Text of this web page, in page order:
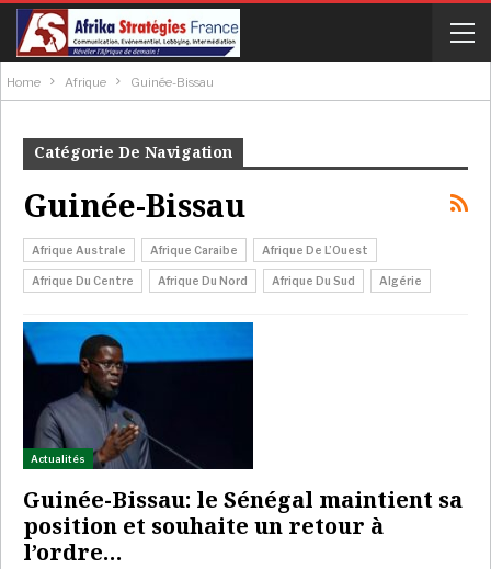
Home Afrique Guinée-Bissau
Catégorie De Navigation
Guinée-Bissau
Afrique Australe Afrique Caraibe Afrique De L’Ouest
Afrique Du Centre Afrique Du Nord Afrique Du Sud Algérie
Actualités
Guinée-Bissau: le Sénégal maintient sa
position et souhaite un retour à
l’ordre…